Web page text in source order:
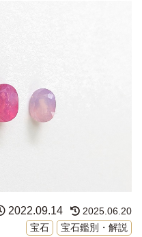
2022.09.14
2025.06.20
宝石
宝石鑑別・解説